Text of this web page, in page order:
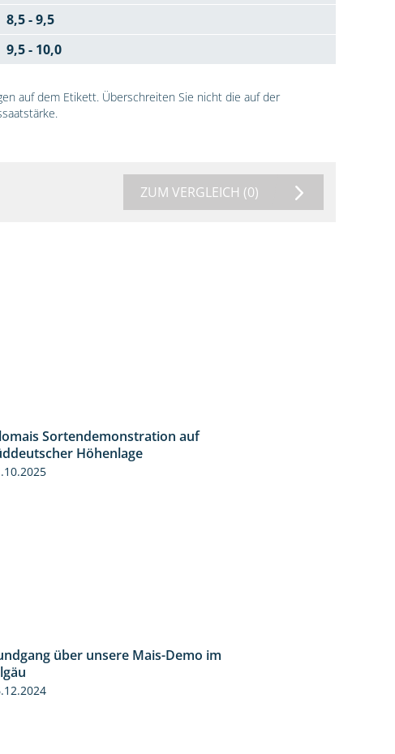
8,5 - 9,5
9,5 - 10,0
auf dem Etikett. Überschreiten Sie nicht die auf der
ZUM VERGLEICH (0)
Sortendemonstration auf
Höhenlage
über unsere Mais-Demo im